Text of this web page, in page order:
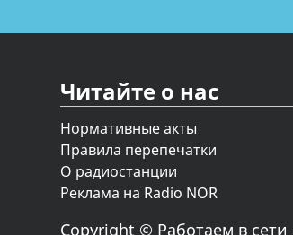
Читайте о нас
Нормативные акты
Правила перепечатки
О радиостанции
Реклама на Radio NOR
Copyright © Работаем в сети